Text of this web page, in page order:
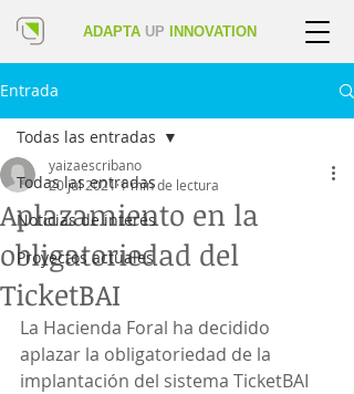
ADAPTA UP INNOVATION
Entrada
Todas las entradas
Noticias de interés
Proyectos actuales
Todas las entradas
Aplazamiento en la
obligatoriedad del
TicketBAI
yaizaescribano
20 jul 20211 min de lectura
La Hacienda Foral ha decidido
aplazar la obligatoriedad de la
implantación del sistema TicketBAI